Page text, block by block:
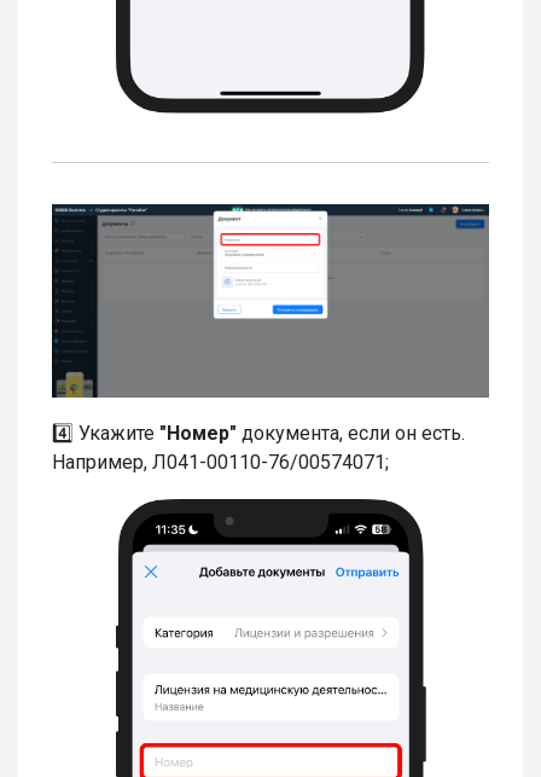
4️⃣ Укажите "Номер" документа, если он есть.
Например, Л041-00110-76/00574071;